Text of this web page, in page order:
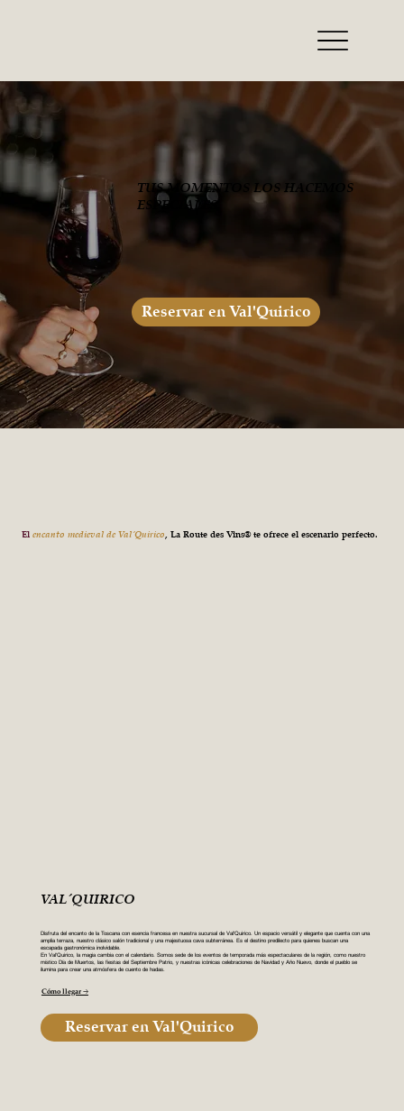
TUS MOMENTOS LOS HACEMOS
ESPECIALES
Reservar en Val'Quirico
Elencanto medieval de Val´Quirico, La Route des Vins® te ofrece el escenario perfecto.
VAL´QUIRICO
Disfruta del encanto de la Toscana con esencia francesa en nuestra sucursal de Val'Quirico. Un espacio versátil y elegante que cuenta con una
amplia terraza, nuestro clásico salón tradicional y una majestuosa cava subterránea. Es el destino predilecto para quienes buscan una
escapada gastronómica inolvidable.
En Val'Quirico, la magia cambia con el calendario. Somos sede de los eventos de temporada más espectaculares de la región, como nuestro
místico Día de Muertos, las fiestas del Septiembre Patrio, y nuestras icónicas celebraciones de Navidad y Año Nuevo, donde el pueblo se
ilumina para crear una atmósfera de cuento de hadas.
Cómo llegar 🡢
Reservar en Val'Quirico